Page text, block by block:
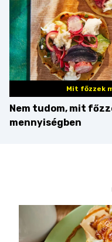
Mit főzzek
Nem tudom, mit
mennyiségben